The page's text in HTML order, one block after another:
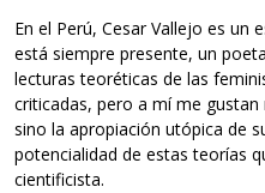
En el Perú, Cesar Vallejo es un
está siempre presente, un
lecturas teoréticas de las
criticadas, pero a mí me
sino la apropiación utópica de
potencialidad de estas teorías
cientificista.